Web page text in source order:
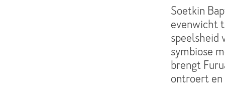
Soetkin
evenwicht
speelsheid
symbiose
brengt
ontroert